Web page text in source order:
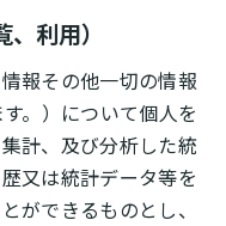
利用）
報その他一切の情報
。）について個人を
計、及び分析した統
又は統計データ等を
ができるものとし、